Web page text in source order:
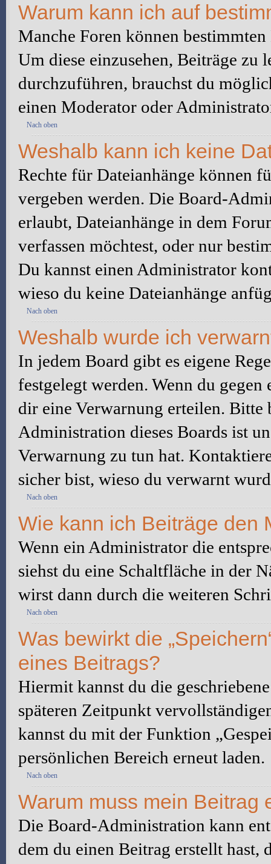
Warum kann ich auf
Manche Foren können
Um diese einzusehen, Beiträge zu
durchzuführen, brauchst du
einen Moderator oder
Nach oben
Weshalb kann ich keine
Rechte für Dateianhänge können
vergeben werden. Die Board-
erlaubt, Dateianhänge in dem
verfassen möchtest, oder nur
Du kannst einen Administrator
wieso du keine Dateianhänge
Nach oben
Weshalb wurde ich
In jedem Board gibt es eigene
festgelegt werden. Wenn du
dir eine Verwarnung erteilen. Bitte
Administration dieses Boards ist
Verwarnung zu tun hat.
sicher bist, wieso du verwarnt
Nach oben
Wie kann ich Beiträge den
Wenn ein Administrator die
siehst du eine Schaltfläche in der
wirst dann durch die weiteren
Nach oben
Was bewirkt die
eines Beitrags?
Hiermit kannst du die
späteren Zeitpunkt
kannst du mit der Funktion
persönlichen Bereich erneut laden.
Nach oben
Warum muss mein Beitrag
Die Board-Administration kann
dem du einen Beitrag erstellt hast,